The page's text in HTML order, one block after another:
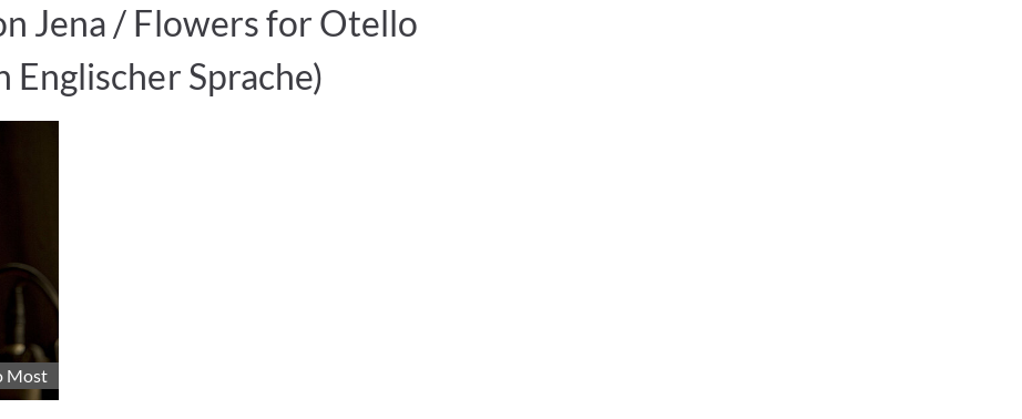
Jena / Flowers for Otello
Sprache)
Most